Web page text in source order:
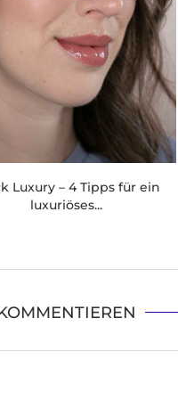
Luxury – 4 Tipps für ein
luxuriöses...